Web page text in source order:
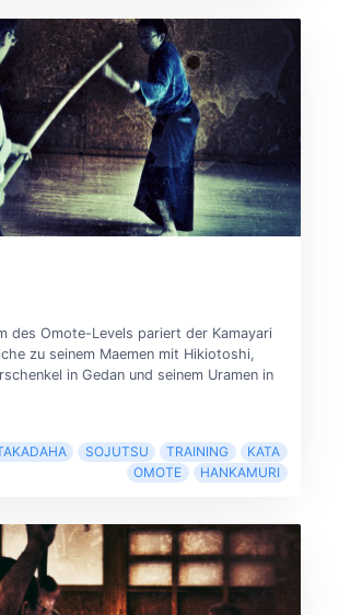
des Omote-Levels pariert der Kamayari
zu seinem Maemen mit Hikiotoshi,
in Gedan und seinem Uramen in
SOJUTSU TRAINING
KATA
OMOTE
HANKAMURI